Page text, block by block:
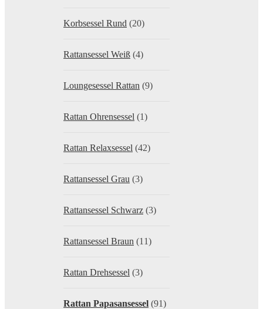
Korbsessel Rund (20)
Rattansessel Weiß (4)
Loungesessel Rattan (9)
Rattan Ohrensessel (1)
Rattan Relaxsessel (42)
Rattansessel Grau (3)
Rattansessel Schwarz (3)
Rattansessel Braun (11)
Rattan Drehsessel (3)
Rattan Papasansessel (91)